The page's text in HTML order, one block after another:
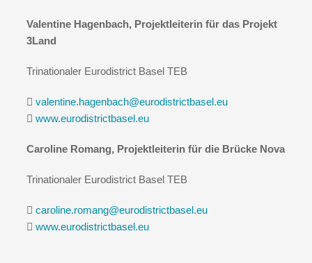
Valentine Hagenbach, Projektleiterin für das Projekt
3Land
Trinationaler Eurodistrict Basel TEB
valentine.hagenbach@eurodistrictbasel.eu
www.eurodistrictbasel.eu
Caroline Romang, Projektleiterin für die Brücke Nova
Trinationaler Eurodistrict Basel TEB
caroline.romang@eurodistrictbasel.eu
www.eurodistrictbasel.eu